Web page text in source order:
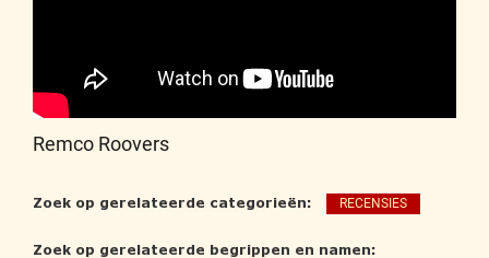
Remco Roovers
Zoek op gerelateerde categorieën: RECENSIES
Zoek op gerelateerde begrippen en namen: